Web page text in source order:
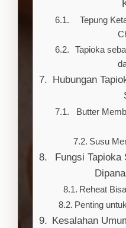
Tepung
Tapioka
Hubungan
Butter
Susu
Fungsi Tapioka
Reheat
Penting
Kesalahan